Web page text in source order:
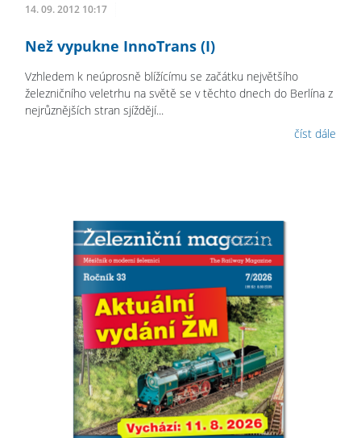
14. 09. 2012 10:17
Než vypukne InnoTrans (I)
Vzhledem k neúprosně blížícímu se začátku největšího
železničního veletrhu na světě se v těchto dnech do Berlína z
nejrůznějších stran sjíždějí...
číst dále